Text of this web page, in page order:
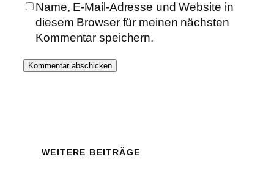
Name, E-Mail-Adresse und Website in
diesem Browser für meinen nächsten
Kommentar speichern.
WEITERE BEITRÄGE